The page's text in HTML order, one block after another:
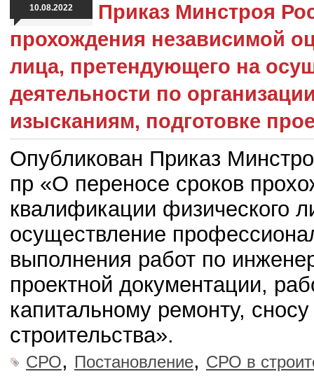
10.08.2022
Приказ Минстроя
прохождения независимой
лица, претендующего на
деятельности по
изысканиям, подготовке
Опубликован Приказ
пр «О переносе сроков
квалификации физического
осуществление
выполнения работ по
проектной документации,
капитальному ремонту,
строительства».
СРО, Постановление, СРО в